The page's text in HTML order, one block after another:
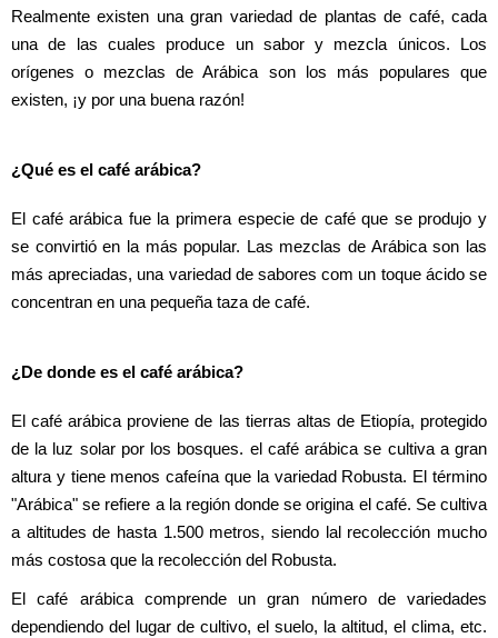
Realmente existen una gran variedad de plantas de café, cada
una de las cuales produce un sabor y mezcla únicos. Los
orígenes o mezclas de Arábica son los más populares que
existen, ¡y por una buena razón!
¿Qué es el café arábica?
El café arábica fue la primera especie de café que se produjo y
se convirtió en la más popular. Las mezclas de Arábica son las
más apreciadas, una variedad de sabores com un toque ácido se
concentran en una pequeña taza de café.
¿De donde es el café arábica?
El café arábica proviene de las tierras altas de Etiopía, protegido
de la luz solar por los bosques. el café arábica se cultiva a gran
altura y tiene menos cafeína que la variedad Robusta. El término
"Arábica" se refiere a la región donde se origina el café. Se cultiva
a altitudes de hasta 1.500 metros, siendo lal recolección mucho
más costosa que la recolección del Robusta.
El café arábica comprende un gran número de variedades
dependiendo del lugar de cultivo, el suelo, la altitud, el clima, etc.